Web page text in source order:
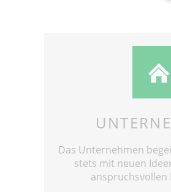
Das Unternehmen
stets mit neuen
anspruchsvollen